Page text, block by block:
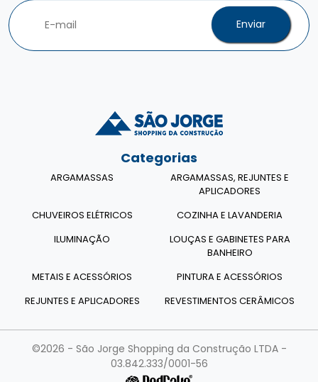
Enviar
Categorias
ARGAMASSAS
ARGAMASSAS, REJUNTES E
APLICADORES
CHUVEIROS ELÉTRICOS
COZINHA E LAVANDERIA
ILUMINAÇÃO
LOUÇAS E GABINETES PARA
BANHEIRO
METAIS E ACESSÓRIOS
PINTURA E ACESSÓRIOS
REJUNTES E APLICADORES
REVESTIMENTOS CERÂMICOS
©2026 - São Jorge Shopping da Construção LTDA -
03.842.333/0001-56